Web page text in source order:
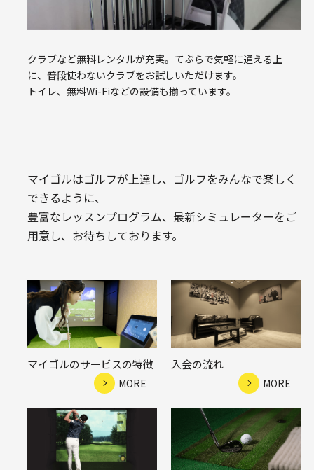
クラブなど無料レンタルが充実。てぶらで気軽に通える上
に、普段使わないクラブをお試しいただけます。
トイレ、無料Wi-Fiなどの設備も揃っています。
マイゴルはゴルフが上達し、ゴルフをみんなで楽しく
できるように、
豊富なレッスンプログラム、最新シミュレーターをご
用意し、お待ちしております。
マイゴルのサービスの特徴
MORE
入会の流れ
MORE